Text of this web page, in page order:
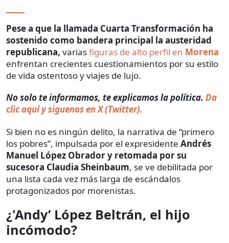
Pese a que la llamada Cuarta Transformación ha
sostenido como bandera principal la austeridad
republicana, variasfiguras de alto perfil en Morena
enfrentan crecientes cuestionamientos por su estilo
de vida ostentoso y viajes de lujo.
No solo te informamos, te explicamos la política. Da
clic aquí y siguenos en X (Twitter).
Si bien no es ningún delito, la narrativa de “primero
los pobres”, impulsada por el expresidente Andrés
Manuel López Obrador y retomada por su
sucesora Claudia Sheinbaum, se ve debilitada por
una lista cada vez más larga de escándalos
protagonizados por morenistas.
¿'Andy’ López Beltrán, el hijo
incómodo?